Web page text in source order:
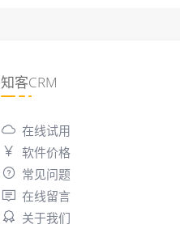
知客CRM
在线试用
软件价格
常见问题
在线留言
关于我们